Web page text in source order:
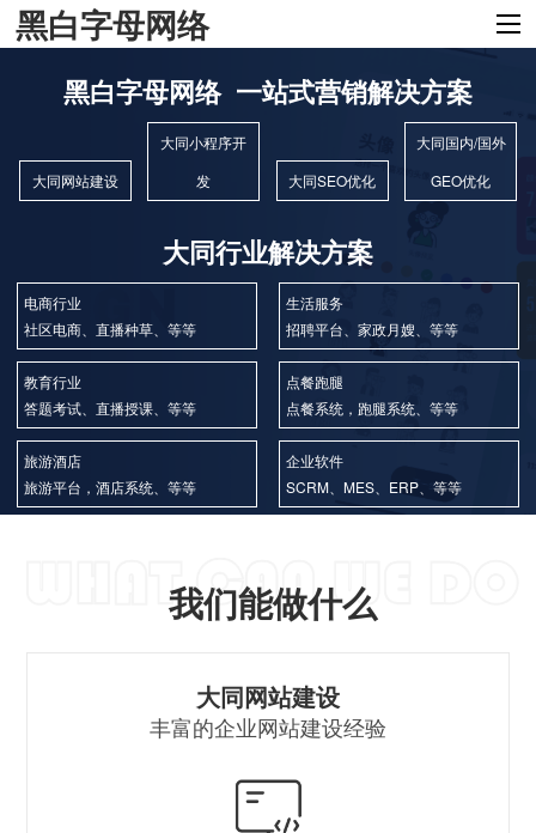
黑白字母网络
黑白字母网络 一站式营销解决方案
大同网站建设
大同小程序开
发
大同SEO优化
大同国内/国外
GEO优化
大同行业解决方案
电商行业
社区电商、直播种草、等等
生活服务
招聘平台、家政月嫂、等等
教育行业
答题考试、直播授课、等等
点餐跑腿
点餐系统，跑腿系统、等等
旅游酒店
旅游平台，酒店系统、等等
企业软件
SCRM、MES、ERP、等等
我们能做什么
大同网站建设
丰富的企业网站建设经验